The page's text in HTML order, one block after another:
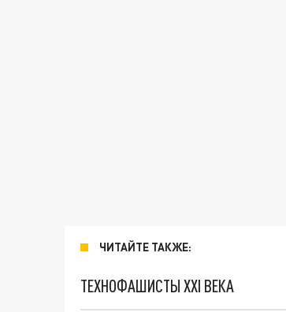
ЧИТАЙТЕ ТАКЖЕ:
ТЕХНОФАШИСТЫ XXI ВЕКА